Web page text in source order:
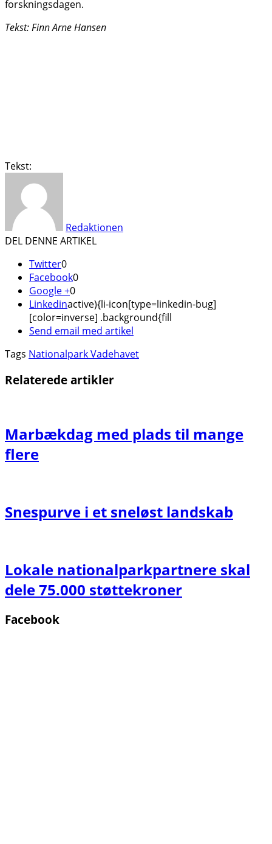
forskningsdagen.
Tekst: Finn Arne Hansen
Tekst:
Redaktionen
DEL DENNE ARTIKEL
Twitter0
Facebook0
Google +0
Linkedinactive){li-icon[type=linkedin-bug]
[color=inverse] .background{fill
Send email med artikel
Tags Nationalpark Vadehavet
Relaterede artikler
Marbækdag med plads til mange
flere
Snespurve i et sneløst landskab
Lokale nationalparkpartnere skal
dele 75.000 støttekroner
Facebook